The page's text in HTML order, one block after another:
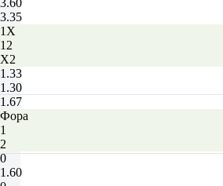
3.60
3.35
1X
12
X2
1.33
1.30
1.67
Фора
1
2
0
1.60